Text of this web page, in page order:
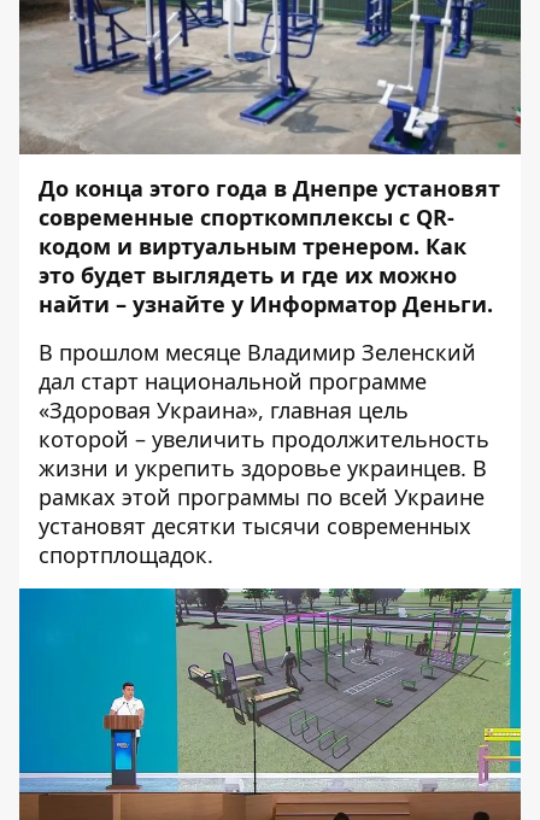
До конца этого года в Днепре установят
современные спорткомплексы с QR-
кодом и виртуальным тренером. Как
это будет выглядеть и где их можно
найти – узнайте у Информатор Деньги.
В прошлом месяце Владимир Зеленский
дал старт национальной программе
«Здоровая Украина», главная цель
которой – увеличить продолжительность
жизни и укрепить здоровье украинцев. В
рамках этой программы по всей Украине
установят десятки тысячи современных
спортплощадок.